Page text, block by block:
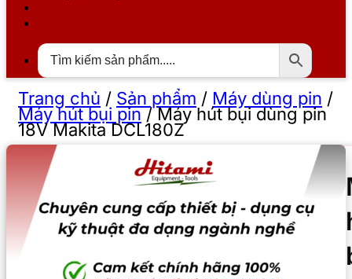
Trang chủ / Sản phẩm / Máy dùng pin /
Máy hút bụi pin/Máy hút bụi dùng pin
18V Makita DCL180Z